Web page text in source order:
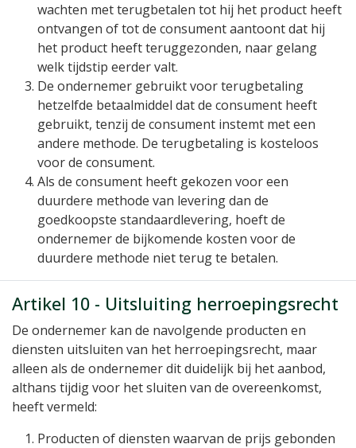
wachten met terugbetalen tot hij het product heeft
ontvangen of tot de consument aantoont dat hij
het product heeft teruggezonden, naar gelang
welk tijdstip eerder valt.
De ondernemer gebruikt voor terugbetaling
hetzelfde betaalmiddel dat de consument heeft
gebruikt, tenzij de consument instemt met een
andere methode. De terugbetaling is kosteloos
voor de consument.
Als de consument heeft gekozen voor een
duurdere methode van levering dan de
goedkoopste standaardlevering, hoeft de
ondernemer de bijkomende kosten voor de
duurdere methode niet terug te betalen.
Artikel 10 - Uitsluiting herroepingsrecht
De ondernemer kan de navolgende producten en
diensten uitsluiten van het herroepingsrecht, maar
alleen als de ondernemer dit duidelijk bij het aanbod,
althans tijdig voor het sluiten van de overeenkomst,
heeft vermeld:
Producten of diensten waarvan de prijs gebonden